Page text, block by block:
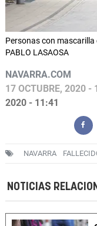
Personas con
PABLO LASAOSA
NAVARRA.COM
17 OCTUBRE, 2020 -
2020 - 11:41
NAVARRA
NOTICIAS